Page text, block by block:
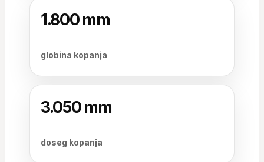
1.800 mm
globina kopanja
3.050 mm
doseg kopanja